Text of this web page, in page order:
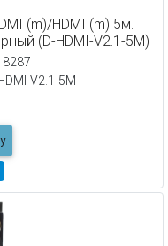
(m)/HDMI (m) 5м.
(D-HDMI-V2.1-5M)
V2.1-5M